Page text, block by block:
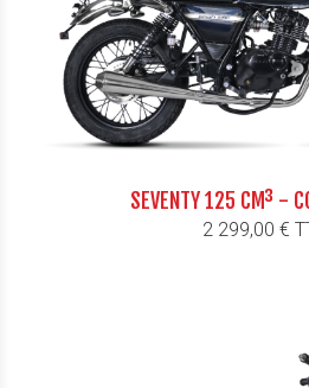
SEVENTY 125 CM³ -
Prix
2 299,00 €